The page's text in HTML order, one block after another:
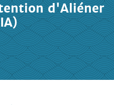
d'Aliéner